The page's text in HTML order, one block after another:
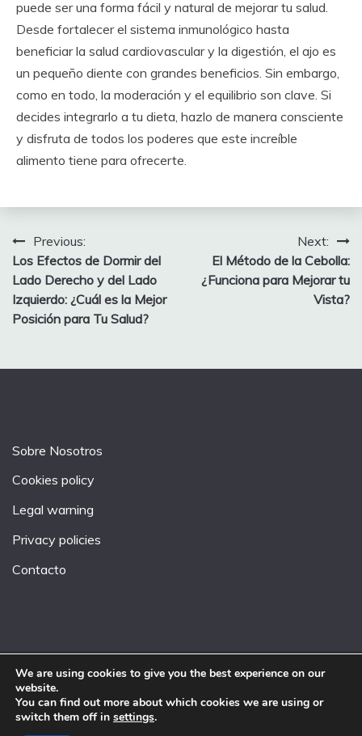
puede ser una forma fácil y natural de mejorar tu salud.
Desde fortalecer el sistema inmunológico hasta
beneficiar la salud cardiovascular y la digestión, el ajo es
un pequeño diente con grandes beneficios. Sin embargo,
como en todo, la moderación y el equilibrio son clave. Si
decides integrarlo a tu dieta, hazlo de manera consciente
y disfruta de todos los poderes que este increíble
alimento tiene para ofrecerte.
Post
navigation
Previous:
Los Efectos de Dormir del
Lado Derecho y del Lado
Izquierdo: ¿Cuál es la Mejor
Posición para Tu Salud?
Next:
El Método de la Cebolla:
¿Funciona para Mejorar tu
Vista?
Sobre Nosotros
Cookies policy
Legal warning
Privacy policies
Contacto
Proudly powered by WordPress
Theme: Fairy by
We are using cookies to give you the best experience on our
website.
You can find out more about which cookies we are using or
switch them off in settings.